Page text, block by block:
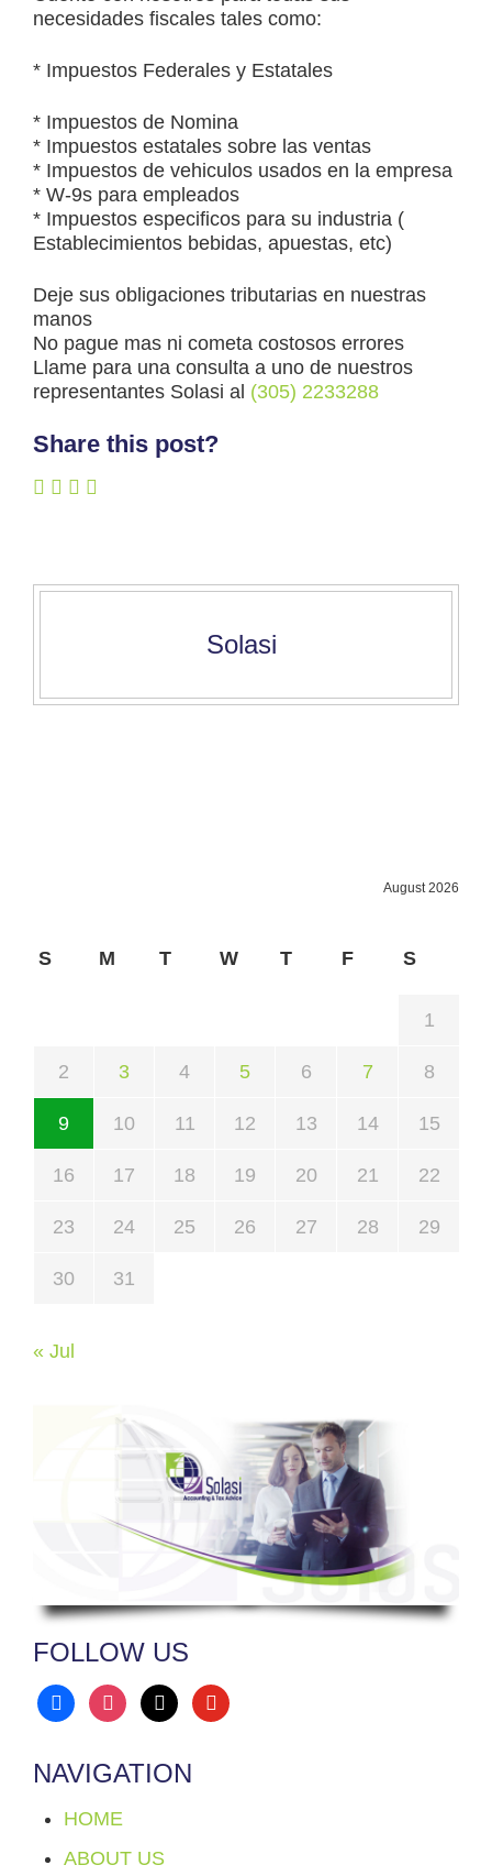
necesidades fiscales tales como:
* Impuestos Federales y Estatales
* Impuestos de Nomina
* Impuestos estatales sobre las ventas
* Impuestos de vehiculos usados en la empresa
* W-9s para empleados
* Impuestos especificos para su industria (
Establecimientos bebidas, apuestas, etc)
Deje sus obligaciones tributarias en nuestras
manos
No pague mas ni cometa costosos errores
Llame para una consulta a uno de nuestros
representantes Solasi al (305) 2233288
Share this post?
Solasi
August 2026
S M T W T F S
1
2 3 4 5 6 7 8
9 10 11 12 13 14 15
16 17 18 19 20 21 22
23 24 25 26 27 28 29
30 31
« Jul
FOLLOW US
facebookinstagram
x youtube
NAVIGATION
HOME
ABOUT US